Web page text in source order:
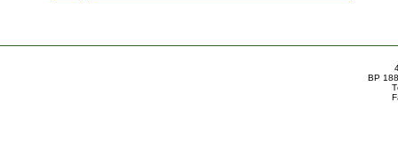
BP